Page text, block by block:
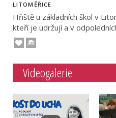
LITOMĚŘICE
Hřiště u základních škol v
kteří je udržují a v
Videogalerie